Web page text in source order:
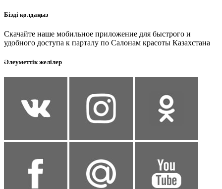
Бізді қолдаңыз
Скачайте наше мобильное приложение для быстрого и
удобного доступа к парталу по Салонам красоты Казахстана
Әлеуметтік желілер